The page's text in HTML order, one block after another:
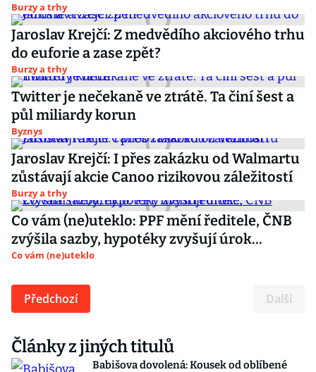
Burzy a trhy
Jaroslav Krejčí: Z medvědího akciového trhu
do euforie a zase zpět?
Burzy a trhy
Twitter je nečekaně ve ztrátě. Ta činí šest a
půl miliardy korun
Byznys
Jaroslav Krejčí: I přes zakázku od Walmartu
zůstávají akcie Canoo rizikovou záležitostí
Burzy a trhy
Co vám (ne)uteklo: PPF mění ředitele, ČNB
zvýšila sazby, hypotéky zvyšují úrok...
Co vám (ne)uteklo
Předchozí Další
Články z jiných titulů
Babišova dovolená: Kousek od oblíbené